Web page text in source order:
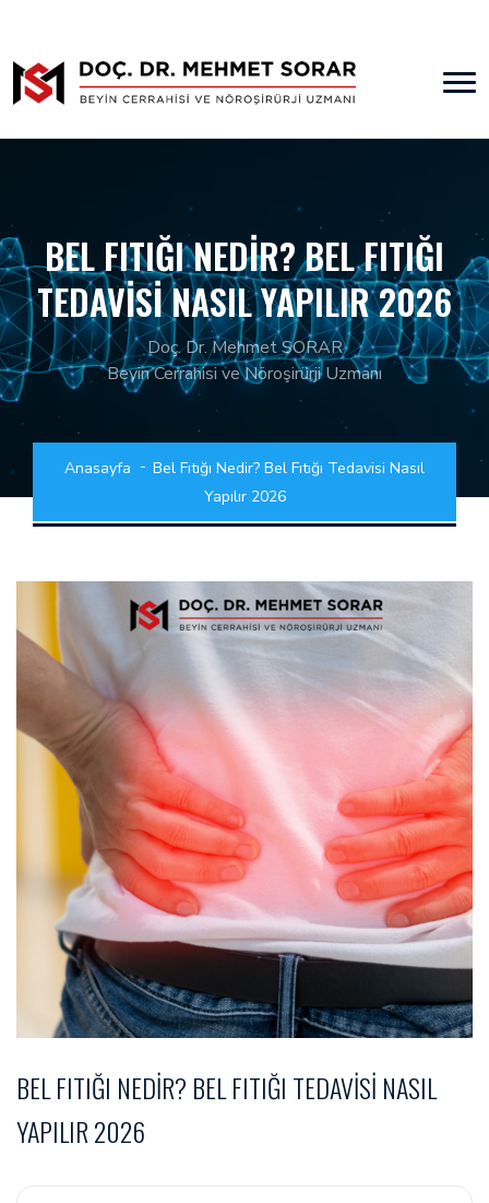
BEL FITIĞI NEDIR? BEL FITIĞI
TEDAVISI NASIL YAPILIR 2026
Doç. Dr. Mehmet SORAR
Beyin Cerrahisi ve Nöroşirürji Uzmanı
Anasayfa
Bel Fıtığı Nedir? Bel Fıtığı Tedavisi Nasıl
Yapılır 2026
BEL FITIĞI NEDIR? BEL FITIĞI TEDAVISI NASIL
YAPILIR 2026